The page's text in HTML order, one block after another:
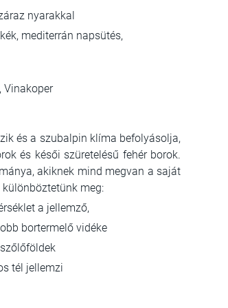
nyarakkal
mediterrán napsütés,
Vinakoper
és a szubalpin klíma befolyásolja,
és késői szüretelésű fehér borok.
akiknek mind megvan a saját
meg:
a jellemző,
bortermelő vidéke
tél jellemzi